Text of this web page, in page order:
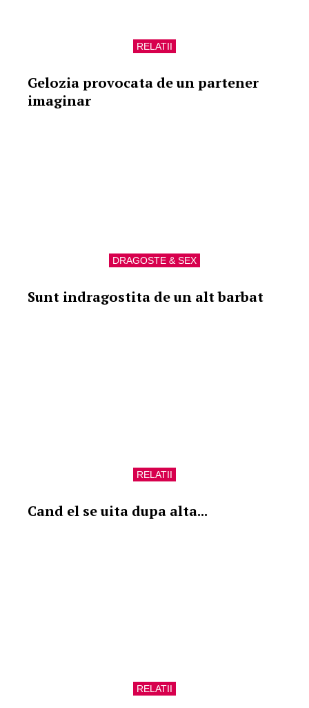
RELATII
Gelozia provocata de un partener
imaginar
DRAGOSTE & SEX
Sunt indragostita de un alt barbat
RELATII
Cand el se uita dupa alta...
RELATII